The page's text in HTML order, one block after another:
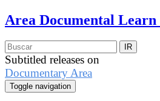
Area Documental Learn
Subtitled releases on
Documentary Area
Toggle navigation